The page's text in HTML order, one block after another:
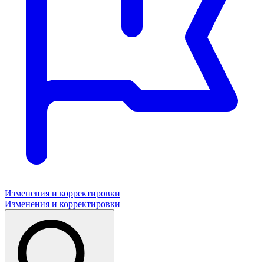
Изменения и корректировки
Изменения и корректировки